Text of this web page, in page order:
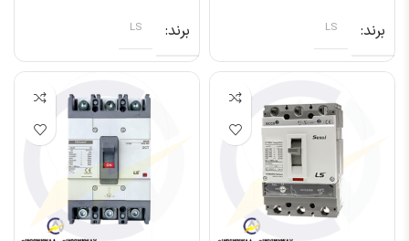
برند LS برند LS